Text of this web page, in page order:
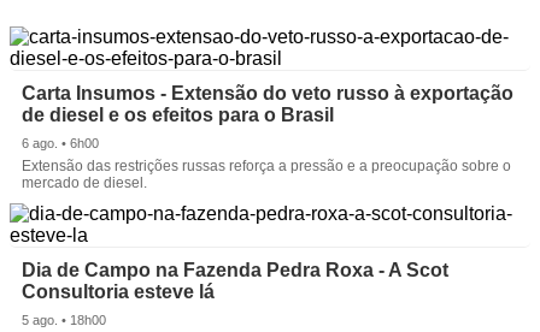
Carta Insumos - Extensão do veto russo à exportação
de diesel e os efeitos para o Brasil
6 ago. • 6h00
Extensão das restrições russas reforça a pressão e a preocupação sobre o
mercado de diesel.
Dia de Campo na Fazenda Pedra Roxa - A Scot
Consultoria esteve lá
5 ago. • 18h00